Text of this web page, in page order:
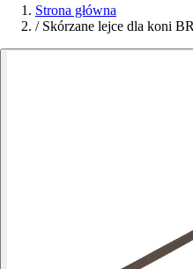
Strona główna
/ Skórzane lejce dla koni